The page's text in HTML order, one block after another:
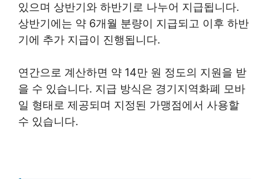
있으며 상반기와 하반기로 나누어 지급됩니다.
상반기에는 약 6개월 분량이 지급되고 이후 하반
기에 추가 지급이 진행됩니다.
연간으로 계산하면 약 14만 원 정도의 지원을 받
을 수 있습니다. 지급 방식은 경기지역화폐 모바
일 형태로 제공되며 지정된 가맹점에서 사용할
수 있습니다.